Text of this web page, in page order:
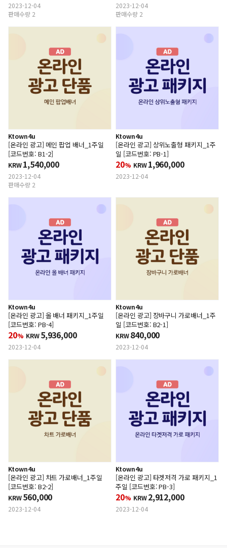
2023-12-04
판매수량 2
2023-12-04
판매수량 2
Ktown4u
[온라인 광고] 메인 팝업 배너_1주일
[코드번호: B1-2]
KRW1,540,000
2023-12-04
판매수량 2
Ktown4u
[온라인 광고] 상위노출형 패키지_1주
일 [코드번호: PB-1]
20% KRW1,960,000
2023-12-04
Ktown4u
[온라인 광고] 올 배너 패키지_1주일
[코드번호: PB-4]
20% KRW5,936,000
2023-12-04
Ktown4u
[온라인 광고] 장바구니 가로배너_1주
일 [코드번호: B2-1]
KRW840,000
2023-12-04
Ktown4u
[온라인 광고] 차트 가로배너_1주일
[코드번호: B2-2]
KRW560,000
2023-12-04
Ktown4u
[온라인 광고] 타겟저격 가로 패키지_1
주일 [코드번호: PB-3]
20% KRW2,912,000
2023-12-04